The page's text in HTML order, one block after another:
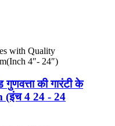
की गारंटी के
(इंच 4 24 - 24